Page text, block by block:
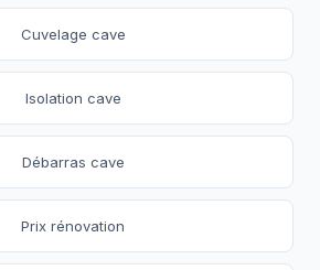
Cuvelage cave
Isolation cave
Débarras cave
Prix rénovation